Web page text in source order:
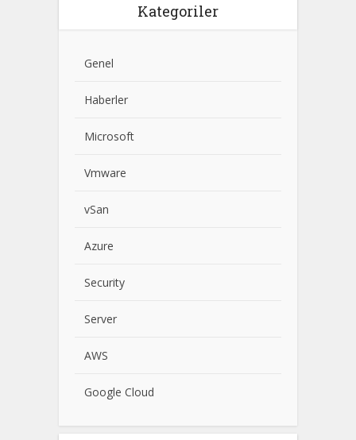
Kategoriler
Genel
Haberler
Microsoft
Vmware
vSan
Azure
Security
Server
AWS
Google Cloud